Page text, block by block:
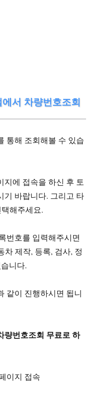
서 차량번호조회
통해 조회해볼 수 있습
지에 접속을 하신 후 토
기 바랍니다. 그리고 타
해주세요.
번호를 입력해주시면
차 제작, 등록, 검사, 정
니다.
같이 진행하시면 됩니
량번호조회 무료로 하
이지 접속